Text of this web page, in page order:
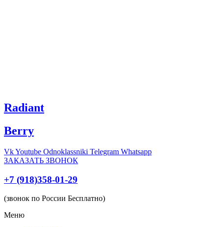
Radiant
Berry
VkYoutube Odnoklassniki Telegram Whatsapp
ЗАКАЗАТЬ ЗВОНОК
+7 (918)358-01-29
(звонок по России Бесплатно)
Меню